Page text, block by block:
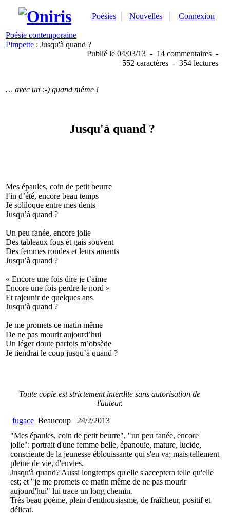
Poésies Nouvelles Connexion
Poésie contemporaine
Pimpette : Jusqu'à quand ?
Publié le 04/03/13 - 14 commentaires -
552 caractères - 354 lectures
… avec un :-) quand même !
Jusqu'à quand ?
Mes épaules, coin de petit beurre
Fin d’été, encore beau temps
Je soliloque entre mes dents
Jusqu’à quand ?
Un peu fanée, encore jolie
Des tableaux fous et gais souvent
Des femmes rondes et leurs amants
Jusqu’à quand ?
« Encore une fois dire je t’aime
Encore une fois perdre le nord »
Et rajeunir de quelques ans
Jusqu’à quand ?
Je me promets ce matin même
De ne pas mourir aujourd’hui
Un léger doute parfois m’obsède
Je tiendrai le coup jusqu’à quand ?
Toute copie est strictement interdite sans autorisation de
l'auteur.
fugace Beaucoup
24/2/2013
"Mes épaules, coin de petit beurre", "un peu fanée, encore
jolie": portrait d'une femme belle, épanouie, mature, lucide,
consciente de la jeunesse éblouissante qui s'en va; mais tellement
pleine de vie, d'envies.
Jusqu'à quand? Aussi longtemps qu'elle s'acceptera telle qu'elle
est; et "je me promets ce matin même de ne pas mourir
aujourd'hui" lui trace un long chemin.
Très beau poème, plein d'enthousiasme, de fraîcheur, positif et
délicat.